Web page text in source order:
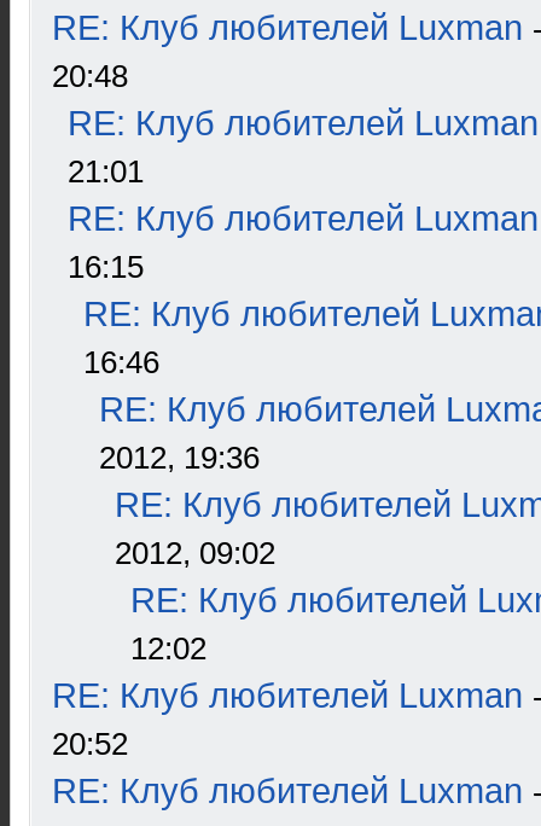
RE: Клуб любителей Luxman
20:48
RE: Клуб любителей Luxman
21:01
RE: Клуб любителей Luxman
16:15
RE: Клуб любителей
16:46
RE: Клуб любителей
2012, 19:36
RE: Клуб любителей
2012, 09:02
RE: Клуб любителей
12:02
RE: Клуб любителей Luxman
20:52
RE: Клуб любителей Luxman